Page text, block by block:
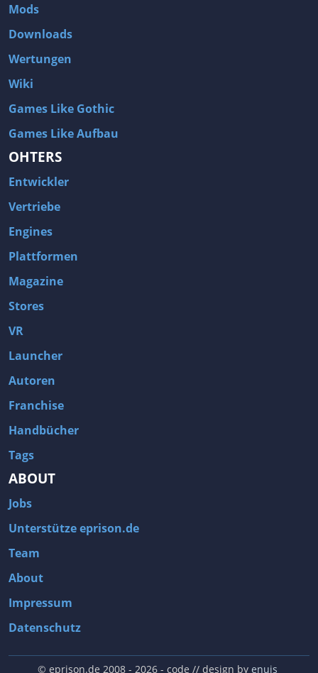
Mods
Downloads
Wertungen
Wiki
Games Like Gothic
Games Like Aufbau
OHTERS
Entwickler
Vertriebe
Engines
Plattformen
Magazine
Stores
VR
Launcher
Autoren
Franchise
Handbücher
Tags
ABOUT
Jobs
Unterstütze eprison.de
Team
About
Impressum
Datenschutz
© eprison.de 2008 - 2026- code // design by enuis